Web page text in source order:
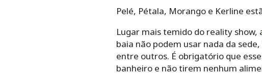
Pelé, Pétala, Morango e Kerline
Lugar mais temido do reality show,
baia não podem usar nada da
entre outros. É obrigatório que
banheiro e não tirem nenhum